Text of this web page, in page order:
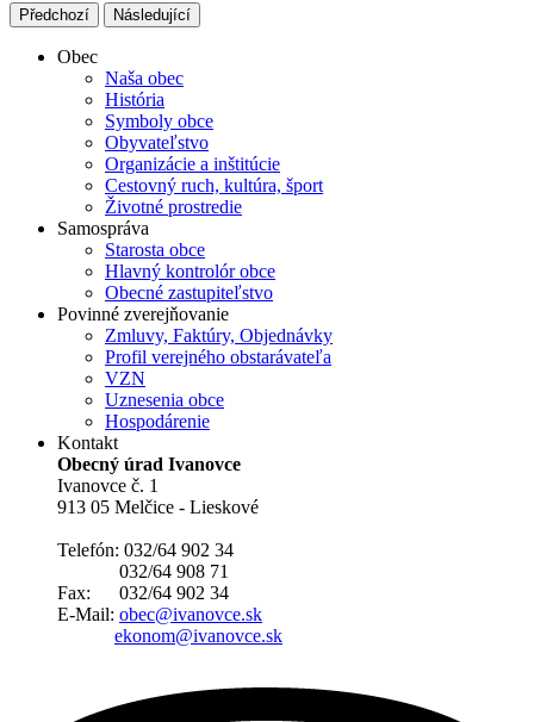
Předchozí Následující
Obec
Naša obec
História
Symboly obce
Obyvateľstvo
Organizácie a inštitúcie
Cestovný ruch, kultúra, šport
Životné prostredie
Samospráva
Starosta obce
Hlavný kontrolór obce
Obecné zastupiteľstvo
Povinné zverejňovanie
Zmluvy, Faktúry, Objednávky
Profil verejného obstarávateľa
VZN
Uznesenia obce
Hospodárenie
Kontakt
Obecný úrad Ivanovce
Ivanovce č. 1
913 05 Melčice - Lieskové
Telefón: 032/64 902 34
032/64 908 71
Fax: 032/64 902 34
E-Mail: obec@ivanovce.sk
ekonom@ivanovce.sk